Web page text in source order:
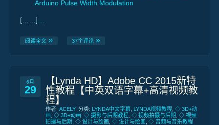
Arduino Pulse Width Modulation
[……]
阅读全文 37个评论
6月
29
【Lynda HD】Adobe CC 2015新特
性教程【中英双语字幕+高清视频教
程】
作者: ACELY. 分类: LYNDA中文字幕 LYNDA视频教程 ◇ 3D+动
画 ◇ 3D+动画 ◇ 摄影与后期教程 ◇ 视频拍摄与后期 ◇ 视频
拍摄与后期 ◇ 设计与绘画 ◇ 设计与绘画 ◇ 音频与音乐教程